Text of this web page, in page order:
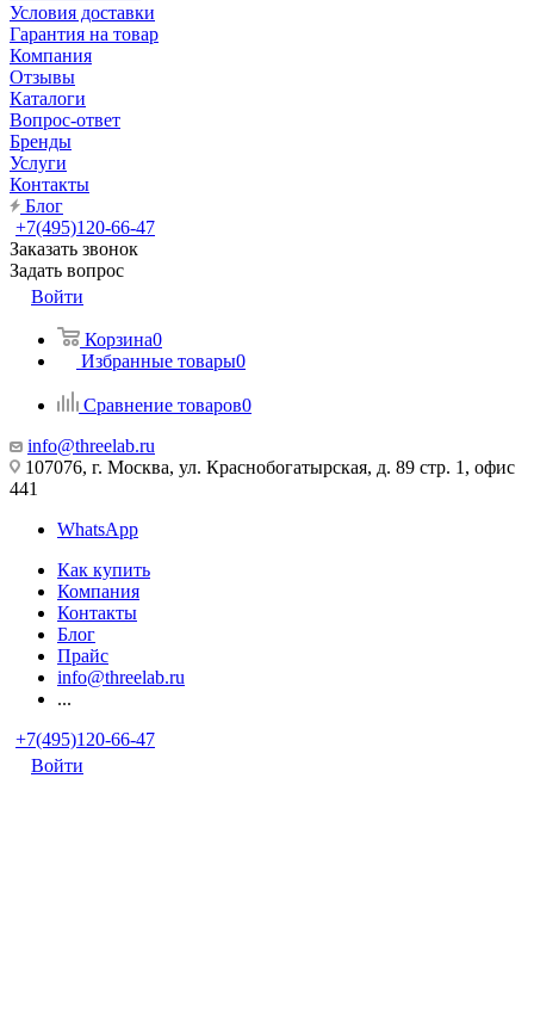
Условия доставки
Гарантия на товар
Компания
Отзывы
Каталоги
Вопрос-ответ
Бренды
Услуги
Контакты
Блог
+7(495)120-66-47
Заказать звонок
Задать вопрос
Войти
Корзина0
Избранные товары0
Сравнение товаров0
info@threelab.ru
107076, г. Москва, ул. Краснобогатырская, д. 89 стр. 1, офис
441
WhatsApp
Как купить
Компания
Контакты
Блог
Прайс
info@threelab.ru
...
+7(495)120-66-47
Войти